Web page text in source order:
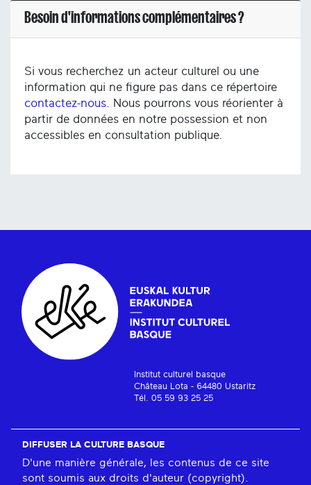
Besoin d'informations complémentaires ?
Si vous recherchez un acteur culturel ou une
information qui ne figure pas dans ce répertoire
contactez-nous . Nous pourrons vous réorienter à
partir de données en notre possession et non
accessibles en consultation publique.
Institut culturel basque
Château Lota - 64480 Ustaritz
Tél. 05 59 93 25 25
DIFFUSER LA CULTURE BASQUE
D'une manière générale, les contenus de ce site
sont soumis aux droits d'auteur (copyright).